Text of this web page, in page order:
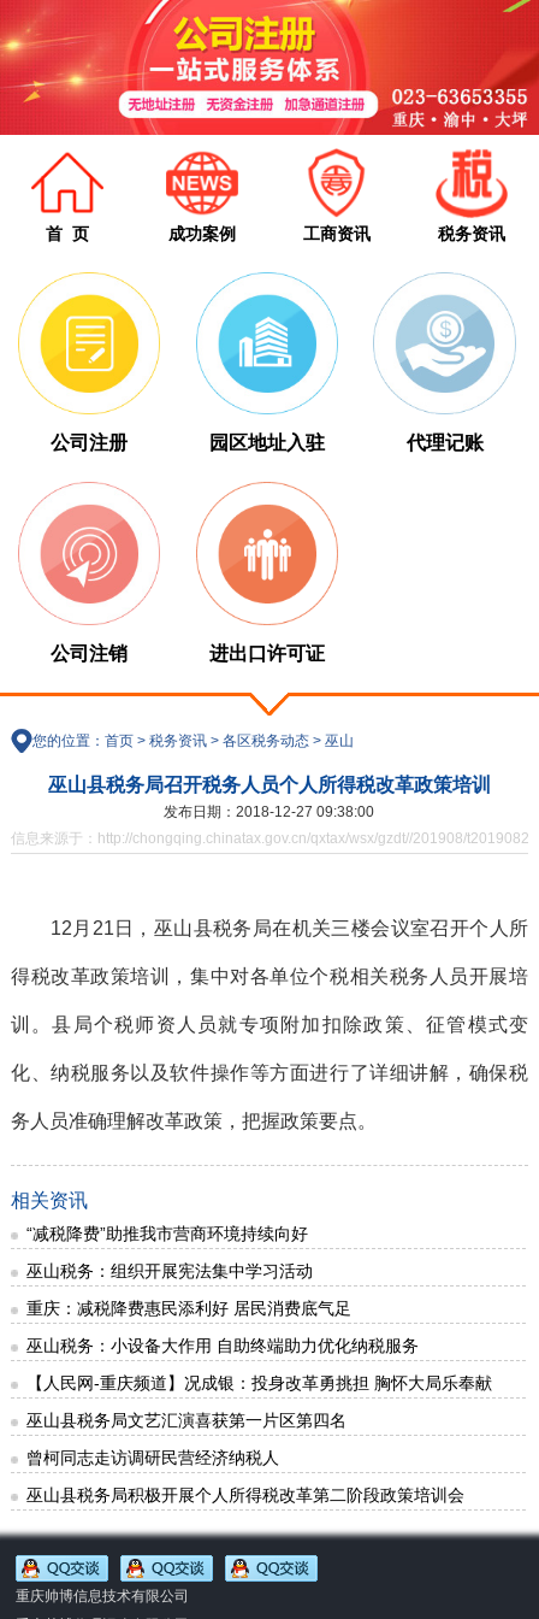
首 页 成功案例 工商资讯 税务资讯
公司注册 园区地址入驻 代理记账
公司注销 进出口许可证
您的位置： 首页> 税务资讯> 各区税务动态> 巫山
巫山县税务局召开税务人员个人所得税改革政策培训
发布日期：2018-12-27 09:38:00
信息来源于：http://chongqing.chinatax.gov.cn/qxtax/wsx/gzdt//201908/
12月21日，巫山县税务局在机关三楼会议室召开个人所
得税改革政策培训，集中对各单位个税相关税务人员开展培
训。县局个税师资人员就专项附加扣除政策、征管模式变
化、纳税服务以及软件操作等方面进行了详细讲解，确保税
务人员准确理解改革政策，把握政策要点。
相关资讯
“减税降费”助推我市营商环境持续向好
巫山税务：组织开展宪法集中学习活动
重庆：减税降费惠民添利好 居民消费底气足
巫山税务：小设备大作用 自助终端助力优化纳税服务
【人民网-重庆频道】况成银：投身改革勇挑担 胸怀大局乐奉献
巫山县税务局文艺汇演喜获第一片区第四名
曾柯同志走访调研民营经济纳税人
巫山县税务局积极开展个人所得税改革第二阶段政策培训会
重庆帅博信息技术有限公司